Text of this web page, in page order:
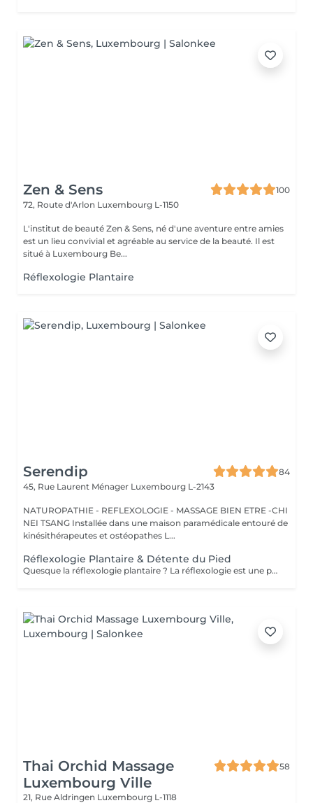
Zen & Sens
100
72, Route d'Arlon Luxembourg L-1150
L'institut de beauté Zen & Sens, né d'une aventure entre amies
est un lieu convivial et agréable au service de la beauté. Il est
situé à Luxembourg Be...
Réflexologie Plantaire
Serendip
84
45, Rue Laurent Ménager Luxembourg L-2143
NATUROPATHIE - REFLEXOLOGIE - MASSAGE BIEN ETRE -CHI
NEI TSANG Installée dans une maison paramédicale entouré de
kinésithérapeutes et ostéopathes L...
Réflexologie Plantaire & Détente du Pied
Quesque la réflexologie plantaire ? La réflexologie est une pratique manuelle ancestrale qui stimule la capacité de tout être humain à l'auto-guérison. La réflexologie a pour objectif de stimuler les capacités d'auto régulation du corps. Ainsi, la pression dynamique exercée sur une zone spécifique (zone réflexe) provoque un effet thérapeutique sur l 'organe correspondant.. La réflexologie est indiquée concernant les troubles d'ordre fonctionnel : gestion du stress, maux de dos, troubles digestifs, migraines, troubles du sommeil, sinusite, douleurs de règles, trouble urinaire, douleurs articulaires... En travaillant sur les points réflexes on peut : . Rétablir le mouvement énergétique . Dissoudre les cristaux qui entravent la circulation énergétique et libérer ainsi l'énergie à travers l'organisme . Améliorer la circulation sanguine . Rétablir le bon fonctionnement organique ,nerveux et glandulaire . Rééquilibrer l'ortho et le parasympathique . Relaxation physique et psychologique Attention il n'y as pas de diagnostic , ce ne sont que des bilans énergétiques .
Thai Orchid Massage
Luxembourg Ville
58
21, Rue Aldringen Luxembourg L-1118